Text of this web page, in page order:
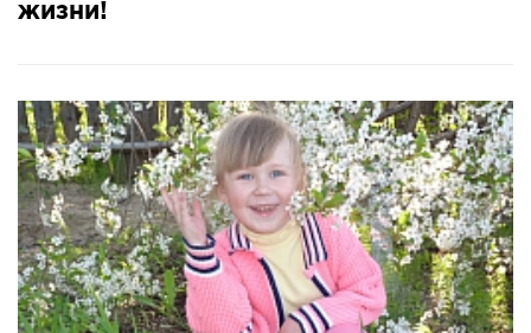
АФИША
СПРАВКА
КАМЕРЫ
КОНКУРСЫ
СТАТЬИ
ГОЛОСОВАНИЯ
жизни!